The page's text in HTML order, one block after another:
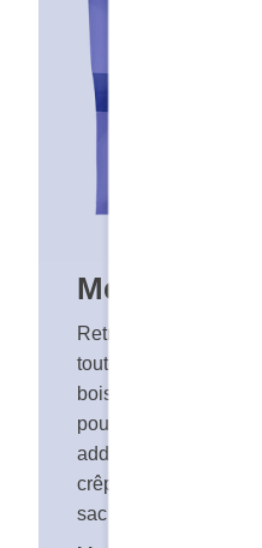
Mélange à
Retrouver le bon goût
toute simplicité. Il
boisson végétale de
pour créer un
additifs ni arômes
crêpes est offert en
sac refermable des